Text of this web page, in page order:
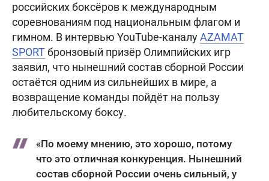
российских боксёров к международным
соревнованиям под национальным флагом и
гимном. В интервью YouTube-каналуAZAMAT
SPORTбронзовый призёр Олимпийских игр
заявил, что нынешний состав сборной России
остаётся одним из сильнейших в мире, а
возвращение команды пойдёт на пользу
любительскому боксу.
«По моему мнению, это хорошо, потому
что это отличная конкуренция. Нынешний
состав сборной России очень сильный, у